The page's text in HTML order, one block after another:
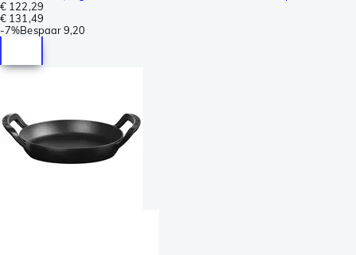
€ 122,29
€ 131,49
-7%Bespaar9,20